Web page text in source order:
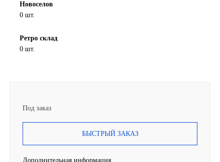
SHELL
TOTAL
Valvoline
Новоселов
0 шт.
Ретро склад
0 шт.
Под заказ
БЫСТРЫЙ ЗАКАЗ
Дополнительная информация